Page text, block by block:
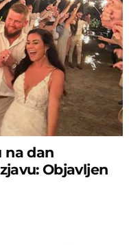
na dan
Objavljen